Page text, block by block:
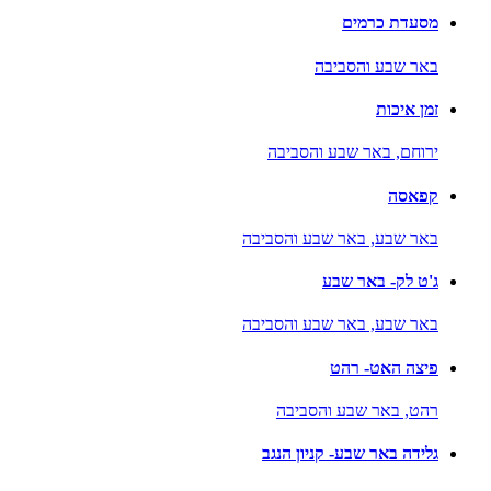
מסעדת כרמים
באר שבע והסביבה
זמן איכות
ירוחם, באר שבע והסביבה
קפאסה
באר שבע, באר שבע והסביבה
ג'ט לק- באר שבע
באר שבע, באר שבע והסביבה
פיצה האט- רהט
רהט, באר שבע והסביבה
גלידה באר שבע- קניון הנגב